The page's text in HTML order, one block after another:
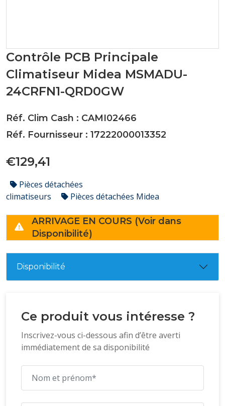
Contrôle PCB Principale
Climatiseur Midea MSMADU-
24CRFN1-QRD0GW
Réf. Clim Cash : CAMI02466
Réf. Fournisseur : 17222000013352
€129,41
Pièces détachées
climatiseurs
Pièces détachées Midea
ARRIVAGE EN COURS (Voir dans
Disponibilité)
Disponibilité
Ce produit vous intéresse ?
Inscrivez-vous ci-dessous afin d’être averti
immédiatement de sa disponibilité